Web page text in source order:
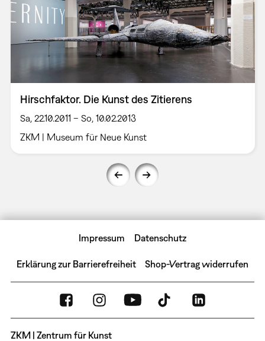
Hirschfaktor. Die Kunst des Zitierens
Sa, 22.10.2011 – So, 10.02.2013
ZKM | Museum für Neue Kunst
Impressum Datenschutz
Erklärung zur Barrierefreiheit Shop-Vertrag widerrufen
ZKM | Zentrum für Kunst